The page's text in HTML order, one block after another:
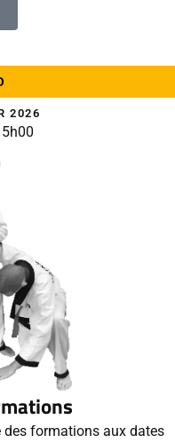
2026
formations aux dates